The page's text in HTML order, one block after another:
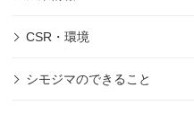
CSR・環境
シモジマのできること